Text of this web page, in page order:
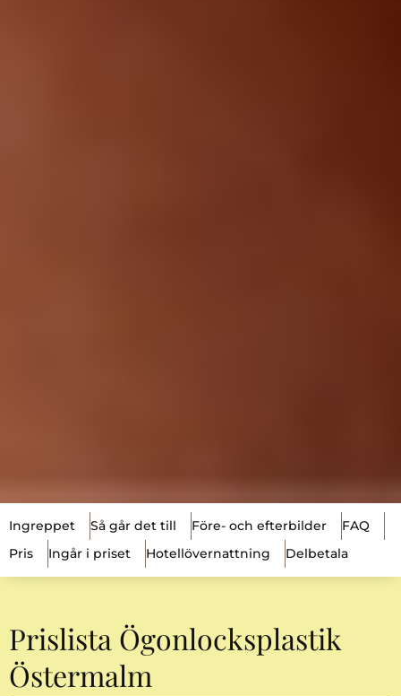
Ingreppet Så går det till Före- och efterbilder
FAQ
Pris
Ingår i priset Hotellövernattning Delbetala
Prislista Ögonlocksplastik
Östermalm